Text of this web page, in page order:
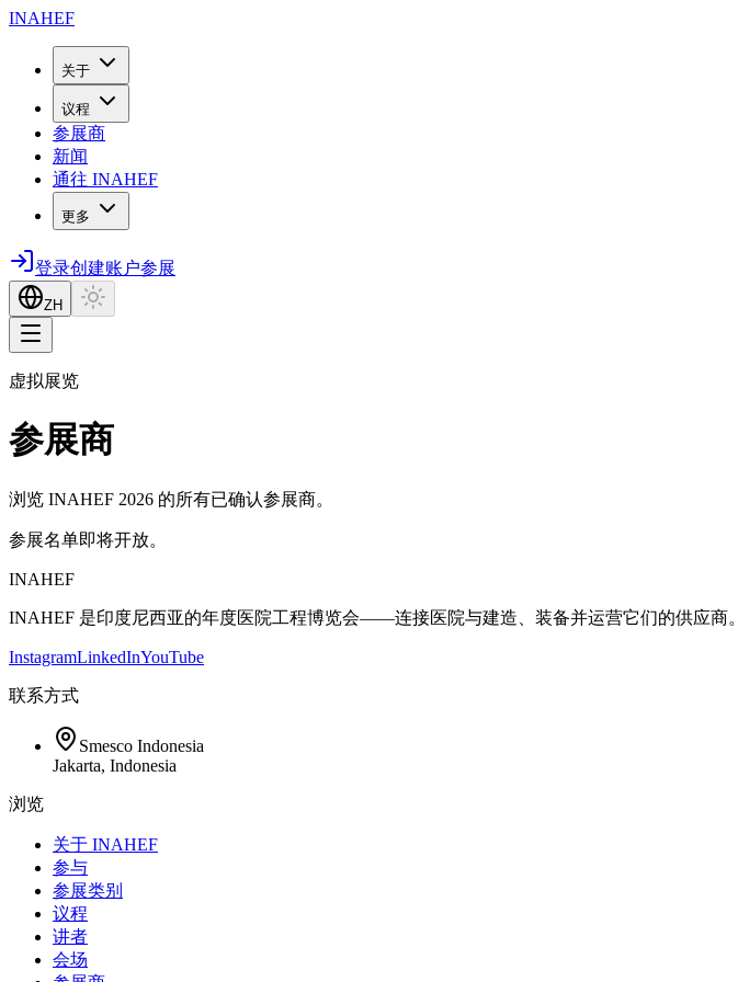
INAHEF
关于
议程
参展商
新闻
通往 INAHEF
更多
登录创建账户参展
ZH
虚拟展览
参展商
浏览 INAHEF 2026 的所有已确认参展商。
参展名单即将开放。
INAHEF
INAHEF 是印度尼西亚的年度医院工程博览会——连接医院与建造、装备并运营它们的供应商。
InstagramLinkedInYouTube
联系方式
Smesco Indonesia
Jakarta, Indonesia
浏览
关于 INAHEF
参与
参展类别
议程
讲者
会场